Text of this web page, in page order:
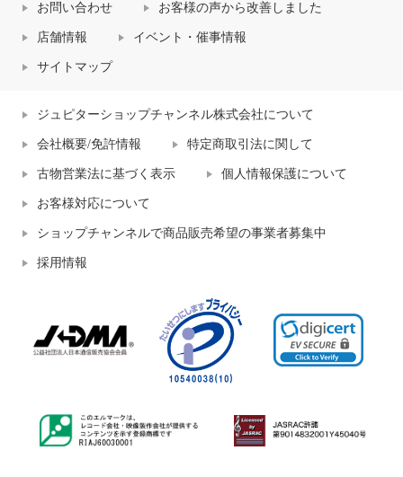
お問い合わせ お客様の声から改善しました
店舗情報 イベント・催事情報
サイトマップ
ジュピターショップチャンネル株式会社について
会社概要/免許情報 特定商取引法に関して
古物営業法に基づく表示 個人情報保護について
お客様対応について
ショップチャンネルで商品販売希望の事業者募集中
採用情報